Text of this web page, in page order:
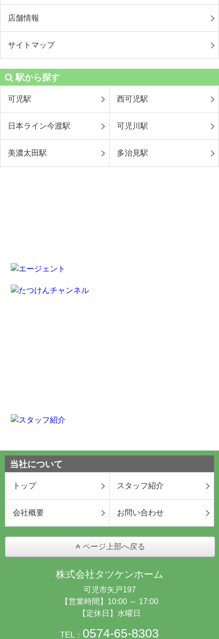
店舗情報
サイトマップ
駅から探す
可児駅 西可児駅
日本ライン今渡駅 可児川駅
美濃太田駅 多治見駅
当社について
トップ スタッフ紹介
会社概要 お問い合わせ
ページ上部へ戻る
株式会社タツケンホーム
可児市矢戸197
【営業時間】10:00 ～ 17:00
【定休日】水曜日
TEL： 0574-65-8303